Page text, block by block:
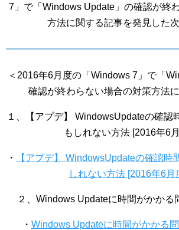
7」で「Windows Update」の確認が終
方法に関する記事を発見した次
＜2016年6月度の「Windows 7」で「
確認が終わらない場合の対策方法
１、【アプデ】 WindowsUpdateの確認
もしれない方法 [2016年6
・
【アプデ】 WindowsUpdateの確認時
しれない方法 [2016年6月
２、Windows Updateに時間がかかる
・ Windows Updateに時間がかかる